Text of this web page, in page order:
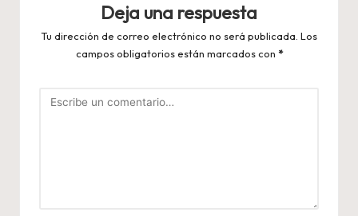
Deja una respuesta
Tu dirección de correo electrónico no será publicada. Los
campos obligatorios están marcados con *